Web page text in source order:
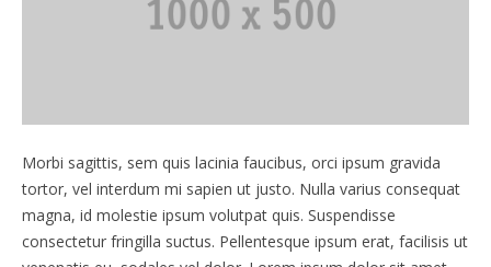
Morbi sagittis, sem quis lacinia faucibus, orci ipsum gravida
tortor, vel interdum mi sapien ut justo. Nulla varius consequat
magna, id molestie ipsum volutpat quis. Suspendisse
consectetur fringilla suctus. Pellentesque ipsum erat, facilisis ut